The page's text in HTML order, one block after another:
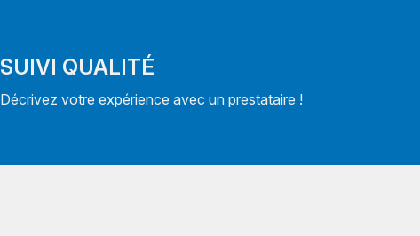
SUIVI QUALITÉ
Décrivez votre expérience avec un prestataire !